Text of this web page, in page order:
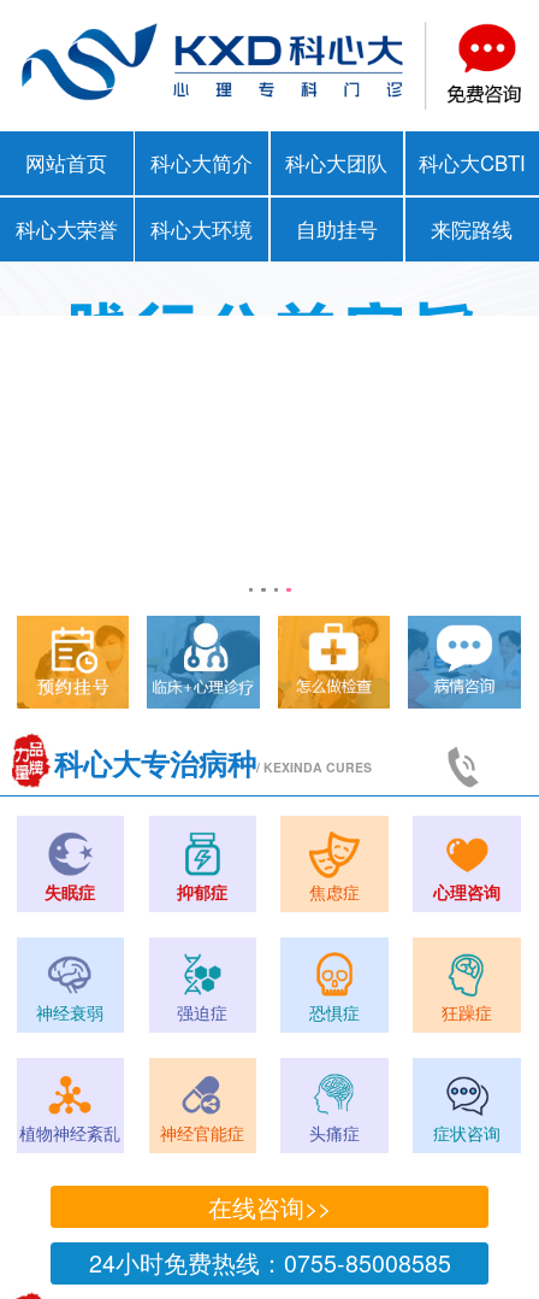
网站首页 科心大简介 科心大团队 科心大CBTI
科心大荣誉 科心大环境 自助挂号 来院路线
科心大专治病种/ KEXINDA CURES
失眠症 抑郁症 焦虑症 心理咨询
神经衰弱 强迫症 恐惧症 狂躁症
植物神经紊乱 神经官能症 头痛症 症状咨询
在线咨询>>
24小时免费热线：0755-85008585